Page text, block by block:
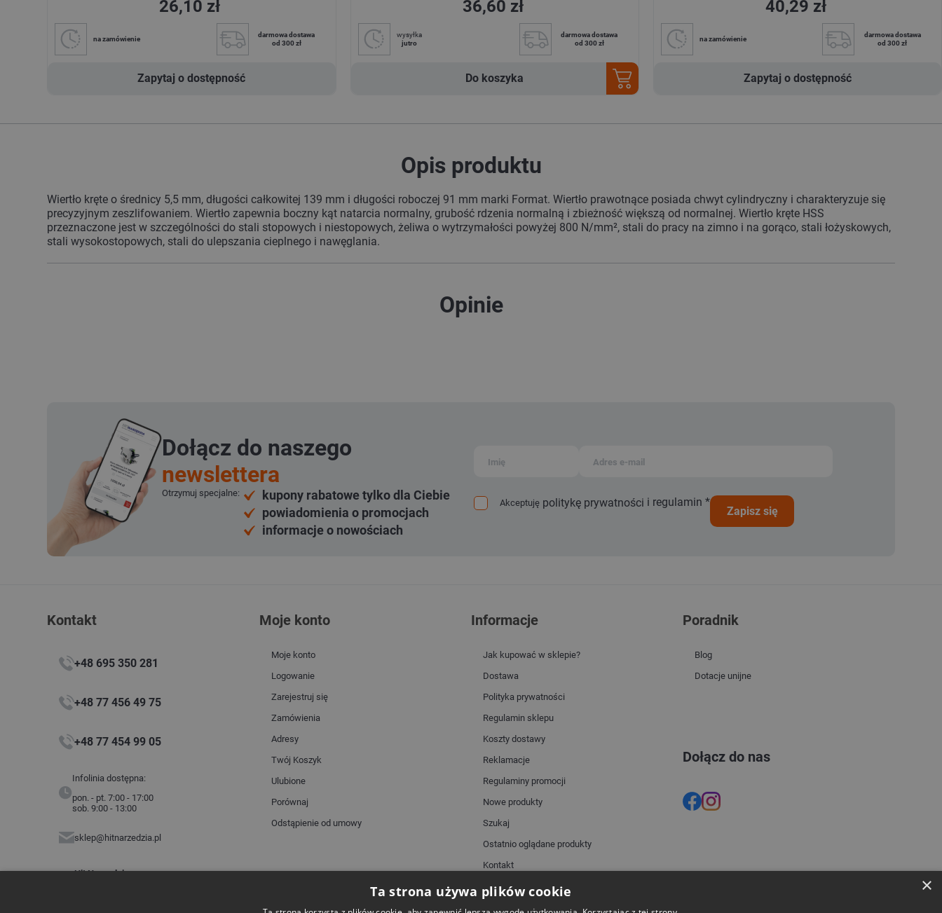
26,10 zł
na zamówienie
darmowa dostawa
od 300 zł
Zapytaj o dostępność
36,60 zł
wysyłka
jutro
darmowa dostawa
od 300 zł
Do koszyka
40,29 zł
na zamówienie
darmowa dostawa
od 300 zł
Zapytaj o dostępność
Opis produktu
Wiertło kręte o średnicy 5,5 mm, długości całkowitej 139 mm i długości roboczej 91 mm marki Format. Wiertło prawotnące posiada chwyt cylindryczny i charakteryzuje się
precyzyjnym zeszlifowaniem. Wiertło zapewnia boczny kąt natarcia normalny, grubość rdzenia normalną i zbieżność większą od normalnej. Wiertło kręte HSS
przeznaczone jest w szczególności do stali stopowych i niestopowych, żeliwa o wytrzymałości powyżej 800 N/mm², stali do pracy na zimno i na gorąco, stali łożyskowych,
stali wysokostopowych, stali do ulepszania cieplnego i nawęglania.
Opinie
Dołącz do naszego
newslettera
Otrzymuj specjalne:
kupony rabatowe tylko dla Ciebie
powiadomienia o promocjach
informacje o nowościach
Akceptuję politykę prywatności i regulamin *
zapisz się
Kontakt
+48 695 350 281
+48 77 456 49 75
+48 77 454 99 05
Infolinia dostępna:
pon. - pt. 7:00 - 17:00
sob. 9:00 - 13:00
sklep@hitnarzedzia.pl
Hit Narzędzia
Moje konto
Moje konto
Logowanie
Zarejestruj się
Zamówienia
Adresy
Twój Koszyk
Ulubione
Porównaj
Odstąpienie od umowy
Informacje
Jak kupować w sklepie?
Dostawa
Polityka prywatności
Regulamin sklepu
Koszty dostawy
Reklamacje
Regulaminy promocji
Nowe produkty
Szukaj
Ostatnio oglądane produkty
Kontakt
Mapa strony
Poradnik
Blog
Dotacje unijne
Dołącz do nas
×
Ta strona używa plików cookie